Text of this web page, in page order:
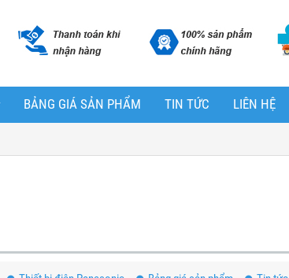
BẢNG GIÁ SẢN PHẨM TIN TỨC LIÊN HỆ